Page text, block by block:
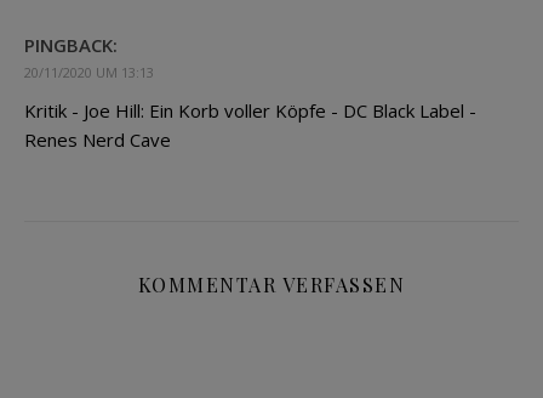
PINGBACK:
20/11/2020 UM 13:13
Kritik - Joe Hill: Ein Korb voller Köpfe - DC Black Label -
Renes Nerd Cave
KOMMENTAR VERFASSEN